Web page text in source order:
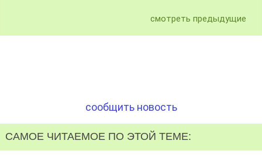
смотреть предыдущие
сообщить новость
САМОЕ ЧИТАЕМОЕ ПО ЭТОЙ ТЕМЕ: